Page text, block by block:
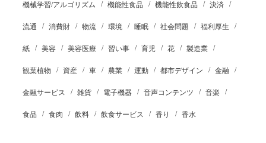
機械学習/アルゴリズム 機能性食品 機能性飲食品 決済
流通 消費財 物流 環境 睡眠 社会問題 福利厚生
紙 美容 美容医療 習い事 育児 花 製造業
観葉植物 資産 車 農業 運動 都市デザイン 金融
金融サービス 雑貨 電子機器 音声コンテンツ 音楽
食品 食肉 飲料 飲食サービス 香り 香水